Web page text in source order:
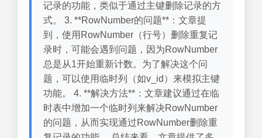
记录的功能，类似于通过主键删除记录的方
式。 3. **RowNumber的问题**：文章提
到，使用RowNumber（行号）删除重复记
录时，可能会遇到问题，因为RowNumber
总是从1开始重新计数。为了解决这个问
题，可以使用临时列（如v_id）来模拟主键
功能。 4. **解决方法**：文章建议通过在临
时表中增加一个临时列来解决RowNumber
的问题，从而实现通过RowNumber删除重